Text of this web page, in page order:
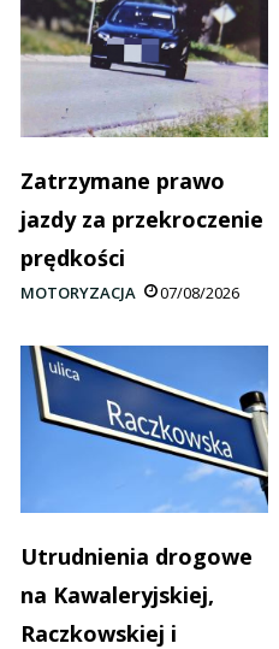
Zatrzymane prawo
jazdy za przekroczenie
prędkości
MOTORYZACJA 07/08/2026
Utrudnienia drogowe
na Kawaleryjskiej,
Raczkowskiej i